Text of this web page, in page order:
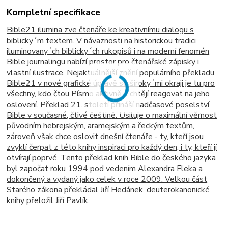
Kompletní specifikace
Bible21 ilumina zve čtenáře ke kreativnímu dialogu s
biblicky´m textem. V návaznosti na historickou tradici
iluminovany´ch biblicky´ch rukopisů i na moderní fenomén
Bible journalingu nabízí prostor pro čtenářské zápisky i
vlastní ilustrace. Nejaktuálnější znění populárního překladu
Bible21 v nové grafické úpravě se široky´mi okraji je tu pro
všechny, kdo čtou Písmo aktivně a chtějí reagovat na jeho
oslovení. Překlad 21. století přináší nadčasové poselství
Bible v současné, čtivé češtině. Usiluje o maximální věrnost
původním hebrejským, aramejským a řeckým textům,
zároveň však chce oslovit dnešní čtenáře - ty, kteří jsou
zvyklí čerpat z této knihy inspiraci pro každý den, i ty, kteří jí
otvírají poprvé. Tento překlad knih Bible do českého jazyka
byl započat roku 1994 pod vedením Alexandra Fleka a
dokončený a vydaný jako celek v roce 2009. Velkou část
Starého zákona překládal Jiří Hedánek, deuterokanonické
knihy přeložil Jiří Pavlík.